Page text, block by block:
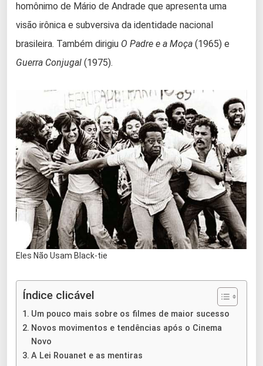
homônimo de Mário de Andrade que apresenta uma
visão irônica e subversiva da identidade nacional
brasileira. Também dirigiu O Padre e a Moça (1965) e
Guerra Conjugal (1975).
Eles Não Usam Black-tie
Índice clicável
Um pouco mais sobre os filmes de maior sucesso
Novos movimentos e tendências após o Cinema
Novo
A Lei Rouanet e as mentiras